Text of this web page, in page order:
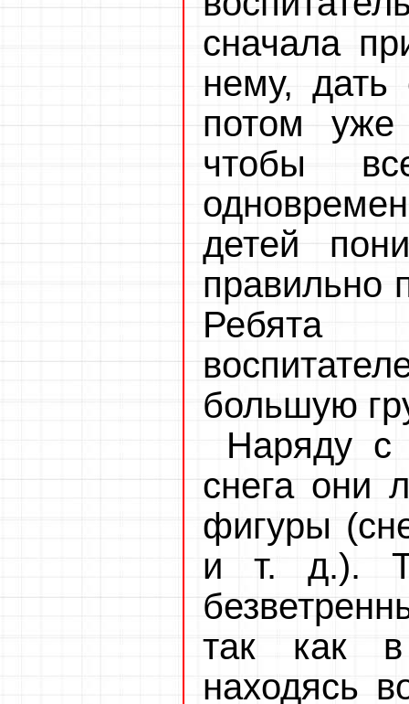
сначала
нему, дать
потом
чтобы
детей
правильно
Ребята
большую
Наряду с
снега они
фигуры
и т. д.).
так как в
находясь